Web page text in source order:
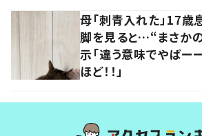
母「刺青入れた」17歳息
脚を見ると…“まさか
示「違う意味でやばーー
ほど！！」